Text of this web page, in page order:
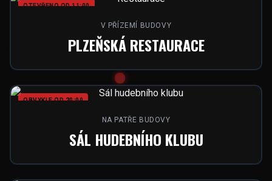
OTEVŘENO OD 11:00
V PŘÍZEMÍ BUDOVY
PLZEŇSKÁ RESTAURACE
OBVYKLE OD 20:00
NA PATŘE BUDOVY
SÁL HUDEBNÍHO KLUBU